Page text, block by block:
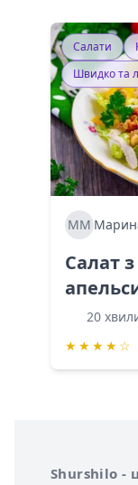
Салати
Швидко та
ММ
Салат
20
★ ★ ★ ★ ☆
Про сервіс
Shurshilo -